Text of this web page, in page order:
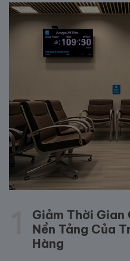
Giảm Thời Gian
Nền Tảng Của
Hàng